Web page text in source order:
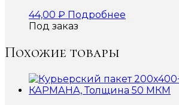
44,00 ₽ Подробнее
Под заказ
Похожие товары